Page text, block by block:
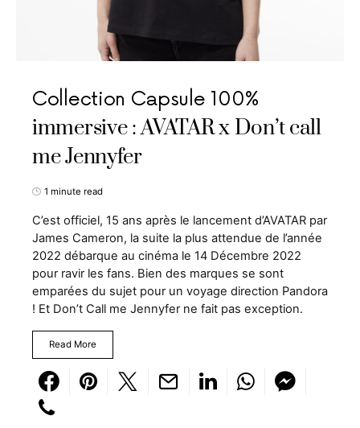
Collection Capsule 100%
immersive : AVATAR x Don’t call
me Jennyfer
1 minute read
C’est officiel, 15 ans après le lancement d’AVATAR par
James Cameron, la suite la plus attendue de l’année
2022 débarque au cinéma le 14 Décembre 2022
pour ravir les fans. Bien des marques se sont
emparées du sujet pour un voyage direction Pandora
! Et Don’t Call me Jennyfer ne fait pas exception.
Read More